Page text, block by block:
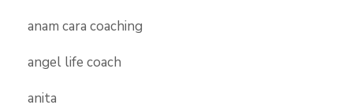
anam cara coaching
angel life coach
anita